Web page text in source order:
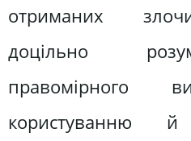
отриманих
доцільно
правомірного
користуванню й